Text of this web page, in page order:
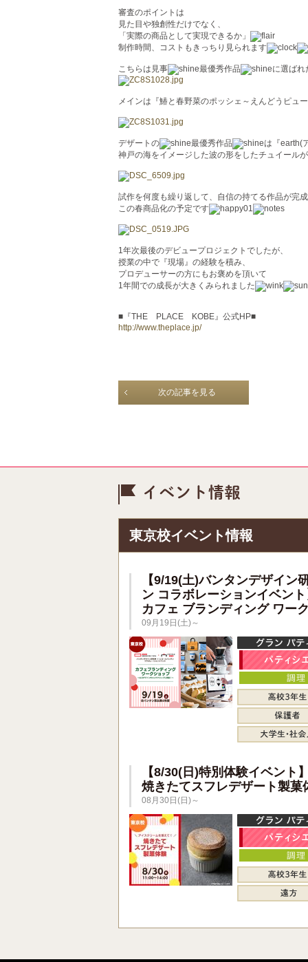
審査のポイントは
見た目や独創性だけでなく、
「実際の商品として実現できるか」
制作時間、コストもきっちり見られます
こちらは見事 最優秀作品 に選ばれ
メインは『鰆と春野菜のポッシェ～えんどうピュ
デザートの 最優秀作品
は『earth(
神戸の海をイメージした波の形をしたチュイール
試作を何度も繰り返して、自信の持てる作品が完
この春商品化の予定です
1年次最後のデビュープロジェクトでしたが、
授業の中で『現場』の経験を積み、
プロデューサーの方にもお褒めを頂いて
1年間での成長が大きくみられました
■『THE PLACE KOBE』公式HP■
http://www.theplace.jp/
次の記事を見る
東京校イベント情報
【9/19(土)バンタンデザイン
ン コラボレーションイベン
カフェ ブランディング ワー
09月19日(土)～
【8/30(日)特別体験イベント
焼きたてスフレデザート製菓
08月30日(日)～